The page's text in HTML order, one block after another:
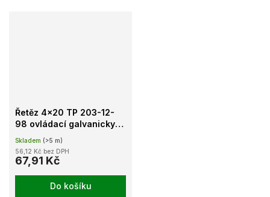
Řetěz 4x20 TP 203-12-
98 ovládací galvanicky
pozinkovaný
Skladem (>5 m)
56,12 Kč bez DPH
67,91 Kč
Do košíku